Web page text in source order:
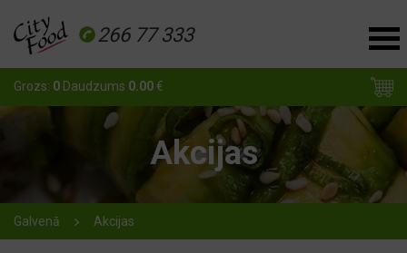
266 77 333
Grozs: 0 Daudzums 0.00€
Akcijas
Galvenā Akcijas